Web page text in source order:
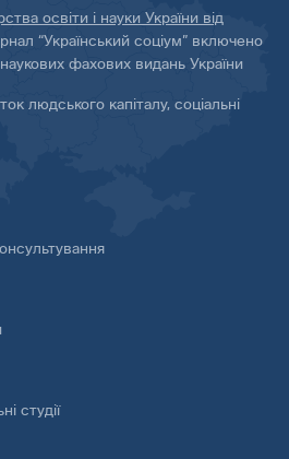
освіти і науки України від
“Український соціум” включено
наукових фахових видань України
людського капіталу, соціальні
студії